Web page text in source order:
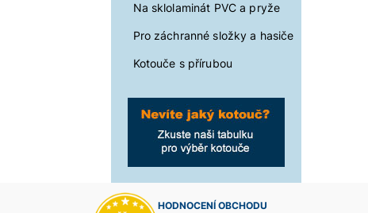
Na sklolaminát PVC a pryže
Pro záchranné složky a hasiče
Kotouče s přírubou
HODNOCENÍ OBCHODU